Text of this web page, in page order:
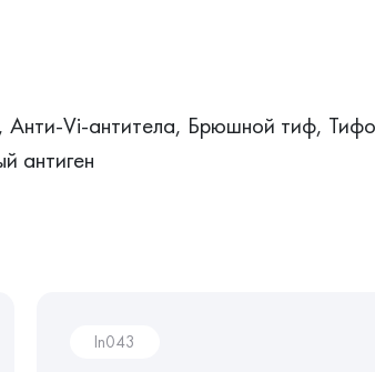
Анти-Vi-антитела, Брюшной тиф,
антиген
In043